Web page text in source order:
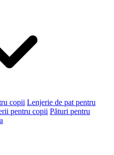
copii Lenjerie de pat pentru
pentru copii Pături pentru